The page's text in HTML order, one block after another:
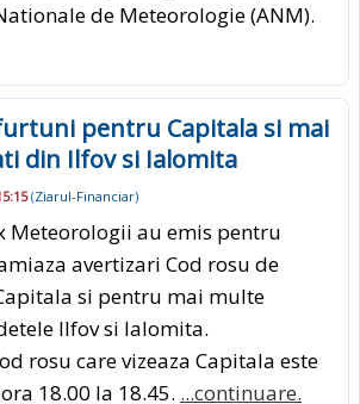
de Meteorologie (ANM).
pentru Capitala si mai
din Ilfov si Ialomita
(Ziarul-Financiar)
Meteorologii au emis pentru
avertizari Cod rosu de
si pentru mai multe
Ilfov si Ialomita.
rosu care vizeaza Capitala este
18.00 la 18.45. ...continuare.